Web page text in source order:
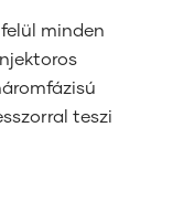
minden
teszi